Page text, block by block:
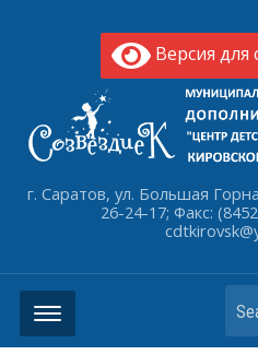
Версия для
г. Саратов, ул. Большая
26-24-17; Факс: